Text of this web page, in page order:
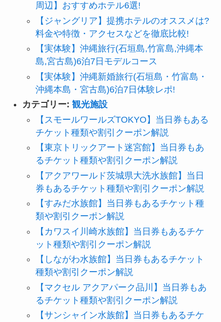
周辺】おすすめホテル6選!
【ジャングリア】提携ホテルのオススメは?
料金や特徴・アクセスなどを徹底比較!
【実体験】沖縄旅行(石垣島,竹富島,沖縄本
島,宮古島)6泊7日モデルコース
【実体験】沖縄新婚旅行(石垣島・竹富島・
沖縄本島・宮古島)6泊7日体験レポ!
カテゴリー: 観光施設
【スモールワールズTOKYO】当日券もある
チケット種類や割引クーポン解説
【東京トリックアート迷宮館】当日券もあ
るチケット種類や割引クーポン解説
【アクアワールド茨城県大洗水族館】当日
券もあるチケット種類や割引クーポン解説
【すみだ水族館】当日券もあるチケット種
類や割引クーポン解説
【カワスイ川崎水族館】当日券もあるチケ
ット種類や割引クーポン解説
【しながわ水族館】当日券もあるチケット
種類や割引クーポン解説
【マクセル アクアパーク品川】当日券もあ
るチケット種類や割引クーポン解説
【サンシャイン水族館】当日券もあるチケ